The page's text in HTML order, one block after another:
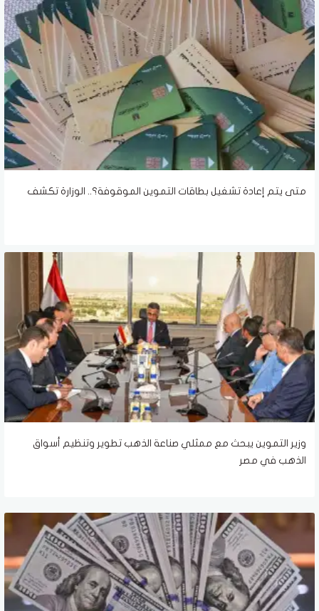
متى يتم إعادة تشغيل بطاقات التموين الموقوفة؟.. الوزارة تكشف
وزير التموين يبحث مع ممثلي صناعة الذهب تطوير وتنظيم أسواق
الذهب في مصر